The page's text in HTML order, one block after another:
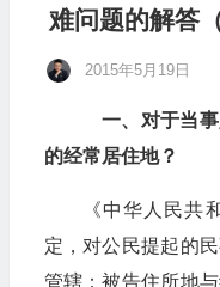
难问题的解答（
2015年5月19日
一、对于当事
的经常居住地？
《中华人民共
定，对公民提起的
管辖；被告住所地